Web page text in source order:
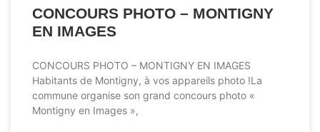
CONCOURS PHOTO – MONTIGNY
EN IMAGES
CONCOURS PHOTO – MONTIGNY EN IMAGES
Habitants de Montigny, à vos appareils photo !La
commune organise son grand concours photo «
Montigny en Images »,